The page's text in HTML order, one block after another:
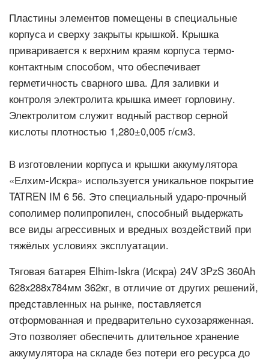
Пластины элементов помещены в специальные
корпуса и сверху закрыты крышкой. Крышка
приваривается к верхним краям корпуса термо-
контактным способом, что обеспечивает
герметичность сварного шва. Для заливки и
контроля электролита крышка имеет горловину.
Электролитом служит водный раствор серной
кислоты плотностью 1,280±0,005 г/см3.
В изготовлении корпуса и крышки аккумулятора
«Елхим-Искра» используется уникальное покрытие
TATREN IM 6 56. Это специальный ударо-прочный
сополимер полипропилен, способный выдержать
все виды агрессивных и вредных воздействий при
тяжёлых условиях эксплуатации.
Тяговая батарея Elhim-Iskra (Искра) 24V 3PzS 360Ah
628x288x784мм 362кг, в отличие от других решений,
представленных на рынке, поставляется
отформованная и предварительно сухозаряженная.
Это позволяет обеспечить длительное хранение
аккумулятора на складе без потери его ресурса до